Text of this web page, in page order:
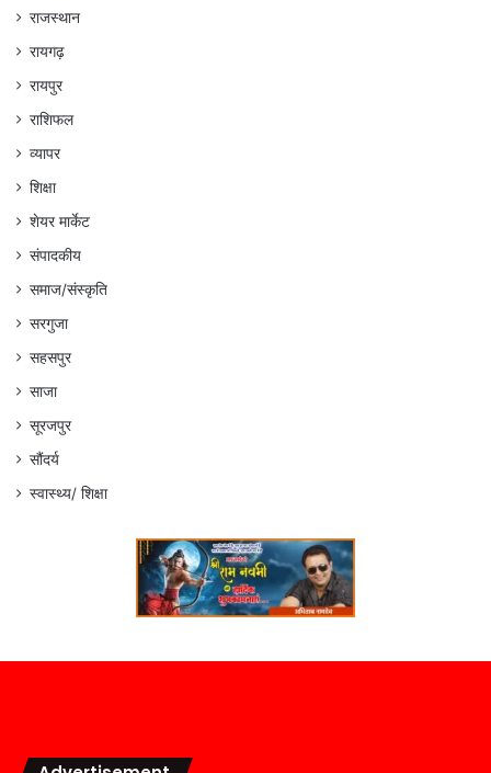
राजस्थान
रायगढ़
रायपुर
राशिफल
व्यापर
शिक्षा
शेयर मार्केट
संपादकीय
समाज/संस्कृति
सरगुजा
सहसपुर
साजा
सूरजपुर
सौंदर्य
स्वास्थ्य/ शिक्षा